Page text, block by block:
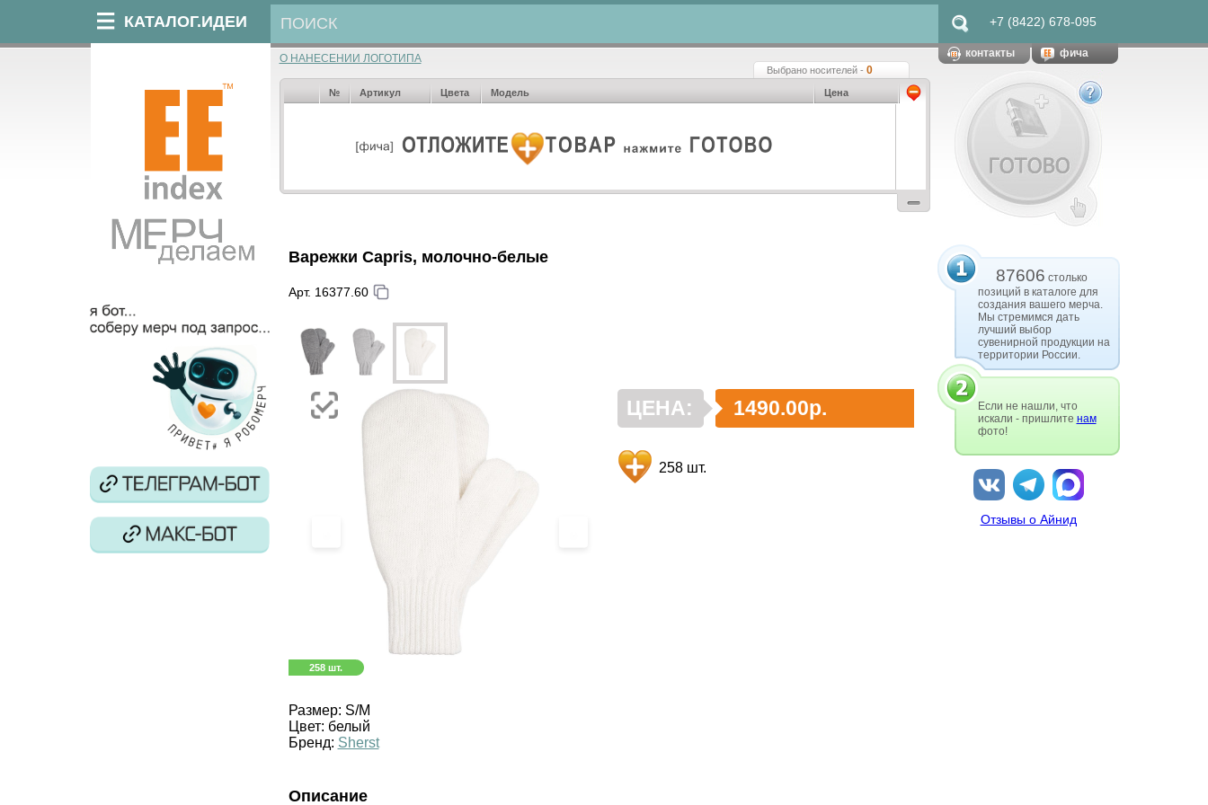
КАТАЛОГ.ИДЕИ +7 (8422) 678-095
О НАНЕСЕНИИ ЛОГОТИПА
Выбрано носителей - 0
№ Артикул Цвета Модель Цена
Варежки Capris, молочно-белые
Арт. 16377.60
258 шт.
ЦЕНА: 1490.00р.
258 шт.
Размер: S/M
Цвет: белый
Бренд: Sherst
Описание
контакты фича
87606 столько
позиций в каталоге для
создания вашего мерча.
Мы стремимся дать
лучший выбор
сувенирной продукции на
территории России.
Если не нашли, что
искали - пришлите нам
фото!
Отзывы о Айнид